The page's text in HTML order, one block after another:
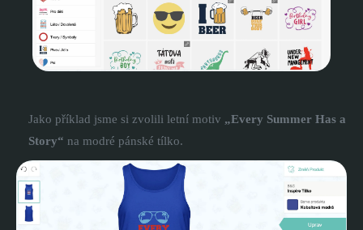
Jako příklad jsme si zvolili letní motiv „Every Summer Has a
Story“ na modré pánské tílko.